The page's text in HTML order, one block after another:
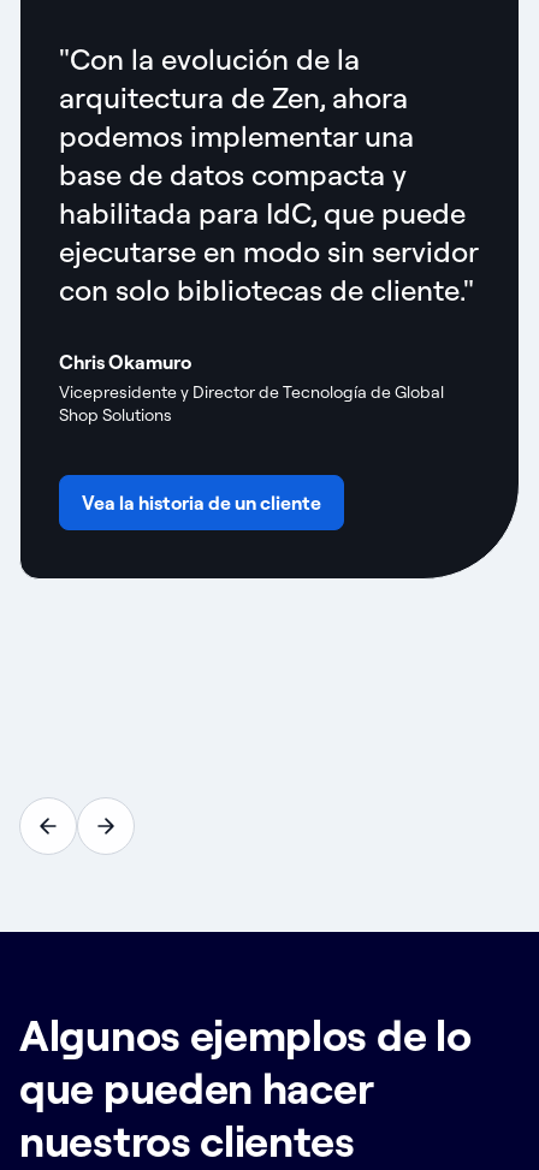
"Con la evolución de la
arquitectura de Zen, ahora
podemos implementar una
base de datos compacta y
habilitada para IdC, que puede
ejecutarse en modo sin servidor
con solo bibliotecas de cliente."
Chris Okamuro
Vicepresidente y Director de Tecnología de Global
Shop Solutions
Vea la historia de un cliente
Algunos ejemplos de lo
que pueden hacer
nuestros clientes